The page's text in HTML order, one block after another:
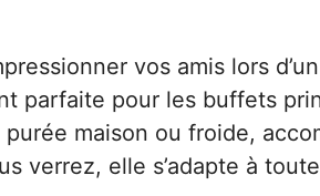
vos amis lors
parfaite pour les buffets
maison ou froide,
verrez, elle s’adapte à